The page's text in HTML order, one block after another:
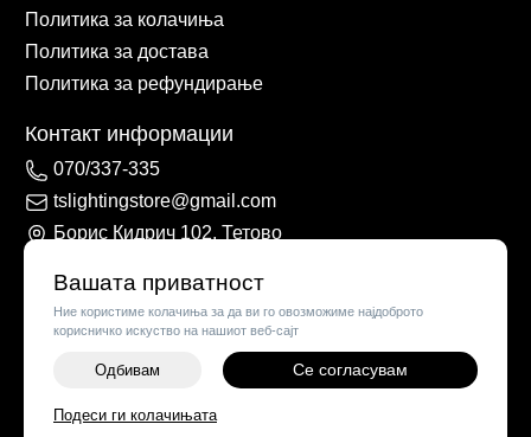
Вашата приватност
Ние користиме колачиња за да ви го овозможиме најдоброто
корисничко искуство на нашиот веб-сајт
Одбивам Се согласувам
Подеси ги колачињата
Политика за колачиња
Политика за достава
Политика за рефундирање
Контакт информации
070/337-335
tslightingstore@gmail.com
Борис Кидрич 102, Тетово
©2026